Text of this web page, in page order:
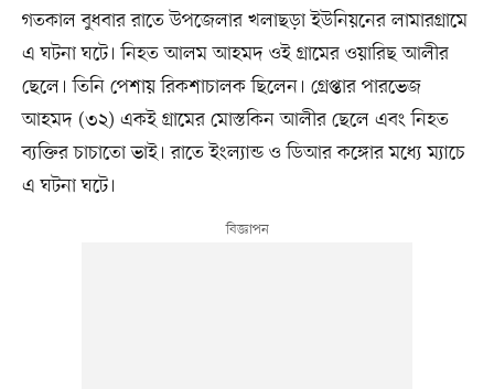
গতকাল বুধবার রাতে উপজেলার খলাছড়া ইউনিয়নের লামারগ্রামে
এ ঘটনা ঘটে। নিহত আলম আহমদ ওই গ্রামের ওয়ারিছ আলীর
ছেলে। তিনি পেশায় রিকশাচালক ছিলেন। গ্রেপ্তার পারভেজ
আহমদ (৩২) একই গ্রামের মোস্তকিন আলীর ছেলে এবং নিহত
ব্যক্তির চাচাতো ভাই। রাতে ইংল্যান্ড ও ডিআর কঙ্গোর মধ্যে ম্যাচে
এ ঘটনা ঘটে।